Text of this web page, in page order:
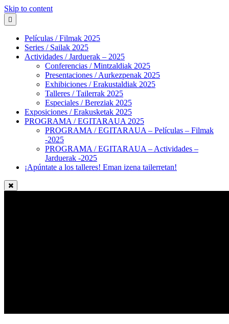
Skip to content
Películas / Filmak 2025
Series / Sailak 2025
Actividades / Jarduerak – 2025
Conferencias / Mintzaldiak 2025
Presentaciones / Aurkezpenak 2025
Exhibiciones / Erakustaldiak 2025
Talleres / Tailerrak 2025
Especiales / Bereziak 2025
Exposiciones / Erakusketak 2025
PROGRAMA / EGITARAUA 2025
PROGRAMA / EGITARAUA – Películas – Filmak
-2025
PROGRAMA / EGITARAUA – Actividades –
Jarduerak -2025
¡Apúntate a los talleres! Eman izena tailerretan!